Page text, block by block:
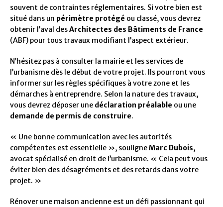
souvent de contraintes réglementaires. Si votre bien est
situé dans un périmètre protégé ou classé, vous devrez
obtenir l’aval desArchitectes des Bâtiments de France
(ABF) pour tous travaux modifiant l’aspect extérieur.
N’hésitez pas à consulter la mairie et les services de
l’urbanisme dès le début de votre projet. Ils pourront vous
informer sur les règles spécifiques à votre zone et les
démarches à entreprendre. Selon la nature des travaux,
vous devrez déposer une déclaration préalable ou une
demande de permis de construire.
« Une bonne communication avec les autorités
compétentes est essentielle », souligneMarc Dubois,
avocat spécialisé en droit de l’urbanisme. « Cela peut vous
éviter bien des désagréments et des retards dans votre
projet. »
Rénover une maison ancienne est un défi passionnant qui